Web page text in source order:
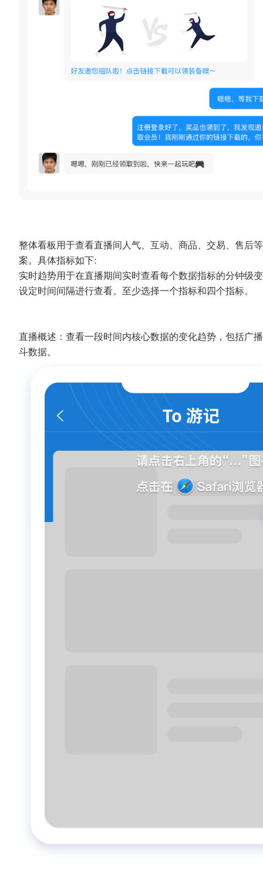
整体看板用于查看直播间人气、互动、商品、交易、售后
案。具体指标如下:
实时趋势用于在直播期间实时查看每个数据指标的分钟级
设定时间间隔进行查看。至少选择一个指标和四个指标。
直播概述：查看一段时间内核心数据的变化趋势，包括广
斗数据。